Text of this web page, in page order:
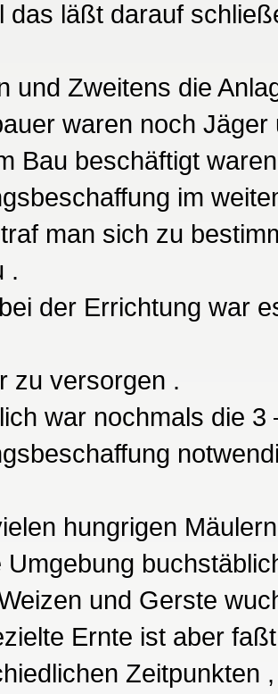
das läßt darauf
und Zweitens die
waren noch
Bau beschäftigt
im
man sich zu
.
der Errichtung war
zu versorgen .
war nochmals die
hungrigen
Umgebung
und Gerste
Ernte ist aber
Zeitpunkten